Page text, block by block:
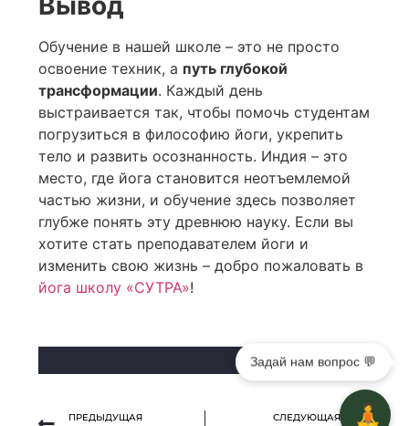
Обучение в нашей школе – это не просто
освоение техник, а путь глубокой
трансформации. Каждый день
выстраивается так, чтобы помочь студентам
погрузиться в философию йоги, укрепить
тело и развить осознанность. Индия – это
место, где йога становится неотъемлемой
частью жизни, и обучение здесь позволяет
глубже понять эту древнюю науку. Если вы
хотите стать преподавателем йоги и
изменить свою жизнь – добро пожаловать в
йога школу «СУТРА»!
ПРЕДЫДУЩАЯ СЛЕДУЮЩАЯ 🧘
Задай нам вопрос 💬